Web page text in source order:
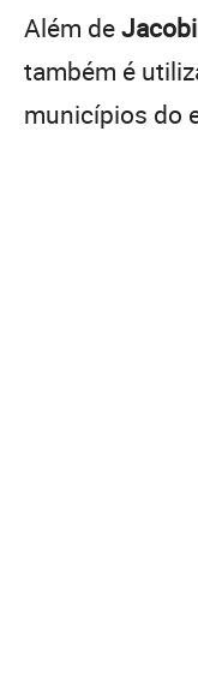
Além de
também é
municípios do